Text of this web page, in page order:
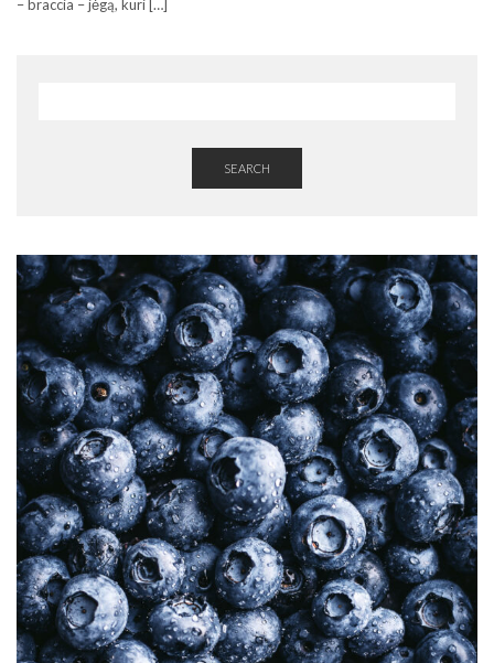
– braccia – jėgą, kuri […]
SEARCH